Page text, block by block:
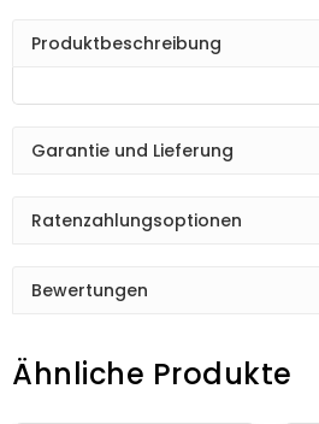
Produktbeschreibung
Garantie und Lieferung
Ratenzahlungsoptionen
Bewertungen
Ähnliche Produkte